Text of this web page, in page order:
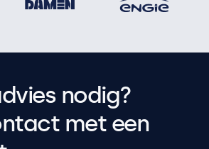
nodig?
met een